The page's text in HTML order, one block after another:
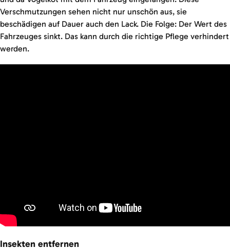
Verschmutzungen sehen nicht nur unschön aus, sie
beschädigen auf Dauer auch den Lack. Die Folge: Der Wert des
Fahrzeuges sinkt. Das kann durch die richtige Pflege verhindert
werden.
Insekten entfernen